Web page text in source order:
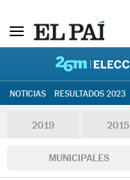
NOTICIAS RESULTADOS 2023
2019 2015
MUNICIPALES